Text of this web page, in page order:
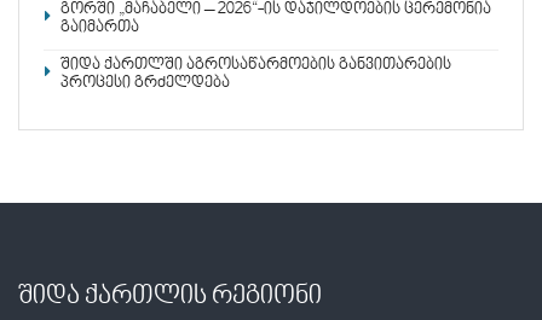
გორში „მაჩაბელი – 2026“-ის დაჯილდოების ცერემონია
გაიმართა
შიდა ქართლში აგროსაწარმოების განვითარების
პროცესი გრძელდება
შიდა ქართლის რეგიონი